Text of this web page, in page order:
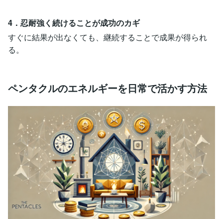
4．忍耐強く続けることが成功のカギ
すぐに結果が出なくても、継続することで成果が得られ
る。
ペンタクルのエネルギーを日常で活かす方法